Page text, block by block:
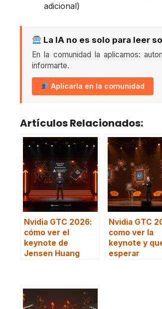
adicional)
La IA no es solo para leer
En la comunidad la aplicamos:
informarte.
Aplicarla en la comunidad
Artículos Relacionados:
Nvidia GTC 2026:
cómo ver el
keynote de
Jensen Huang
Nvidia GTC
como ver la
keynote y
esperar